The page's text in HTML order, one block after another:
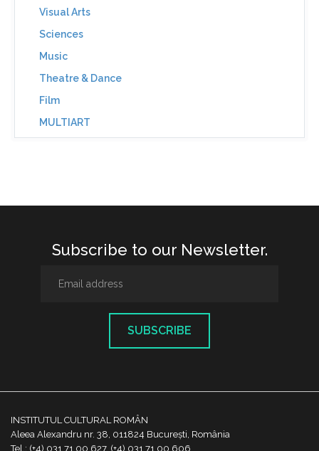
Visual Arts
Sciences
Music
Theatre & Dance
Film
MULTIART
Subscribe to our Newsletter.
SUBSCRIBE
INSTITUTUL CULTURAL ROMÂN
Aleea Alexandru nr. 38, 011824 București, România
Tel.: (+4) 031 71 00 627, (+4) 031 71 00 606